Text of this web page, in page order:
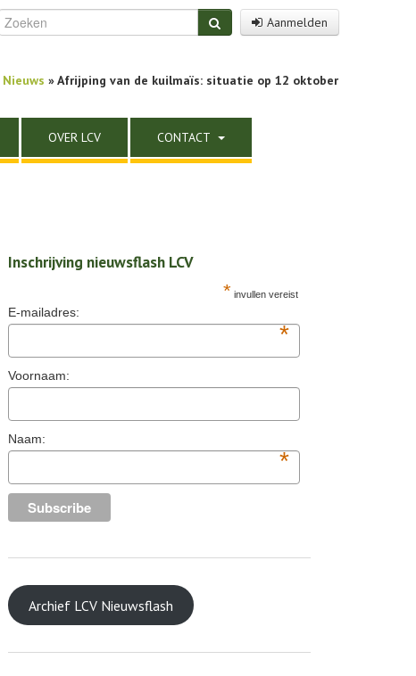
Aanmelden
Nieuws » Afrijping van de kuilmaïs: situatie op 12 oktober
OVER LCV CONTACT
Inschrijving nieuwsflash LCV
* invullen vereist
E-mailadres:
*
Voornaam:
Naam:
*
Archief LCV Nieuwsflash